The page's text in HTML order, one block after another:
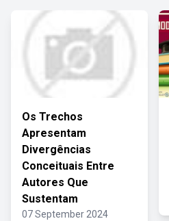
Os Trechos
Apresentam
Divergências
Conceituais Entre
Autores Que
Sustentam
07 September 2024